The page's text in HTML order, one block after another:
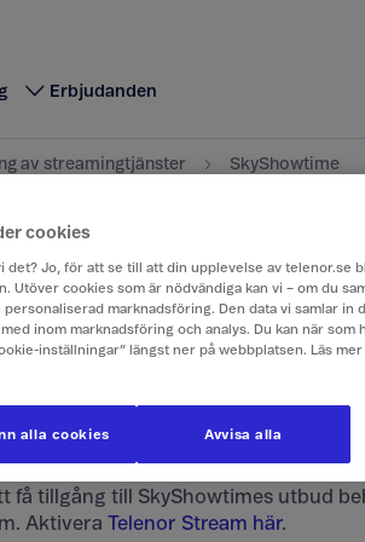
Erbjudanden
av streamingtjänster SkyShowtime
SkyShowtime hittar du i
få tillgång till SkyShowtimes utbud
Aktivera Telenor Stream här.
cookies
det? Jo, för att se till att din upplevelse av telenor.se
Utöver cookies som är nödvändiga kan vi – om du
personaliserad marknadsföring. Den data vi samlar in
inom marknadsföring och analys. Du kan när
inställningar” längst ner på webbplatsen. Läs mer
Avvisa alla
alla cookies